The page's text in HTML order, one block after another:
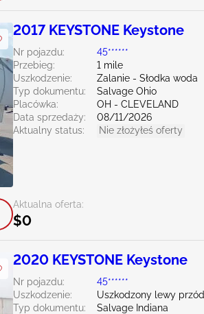
2017 KEYSTONE Keystone
Nr pojazdu:
45******
Przebieg:
1 mile
Uszkodzenie:
Zalanie - Słodka woda
Typ dokumentu:
Salvage Ohio
Placówka:
OH - CLEVELAND
Data sprzedaży:
08/11/2026
Aktualny status:
Nie złożyłeś oferty
Aktualna oferta:
$0
2020 KEYSTONE Keystone
Nr pojazdu:
45******
Uszkodzenie:
Uszkodzony lewy przód
Typ dokumentu:
Salvage Indiana